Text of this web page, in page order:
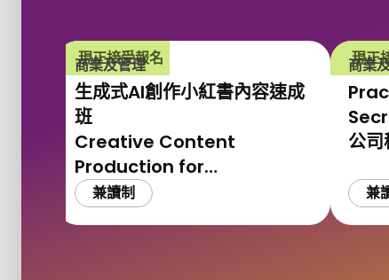
現正接受報名
商業及管理
生成式AI創作小紅書內容速成
班
Creative Content
Production for
Xiaohongshu using
兼讀制
現正
商業
公
兼